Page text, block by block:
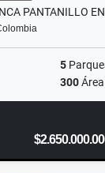
PANTANILLO
5
300